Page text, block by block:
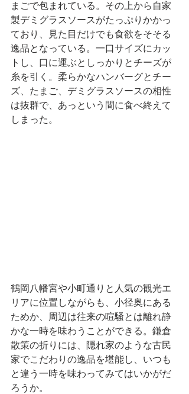
まごで包まれている。その上から自家
製デミグラスソースがたっぷりかかっ
ており、見た目だけでも食欲をそそる
逸品となっている。一口サイズにカッ
トし、口に運ぶとしっかりとチーズが
糸を引く。柔らかなハンバーグとチー
ズ、たまご、デミグラスソースの相性
は抜群で、あっという間に食べ終えて
しまった。
鶴岡八幡宮や小町通りと人気の観光エ
リアに位置しながらも、小径奥にある
ためか、周辺は往来の喧騒とは離れ静
かな一時を味わうことができる。鎌倉
散策の折りには、隠れ家のような古民
家でこだわりの逸品を堪能し、いつも
と違う一時を味わってみてはいかがだ
ろうか。